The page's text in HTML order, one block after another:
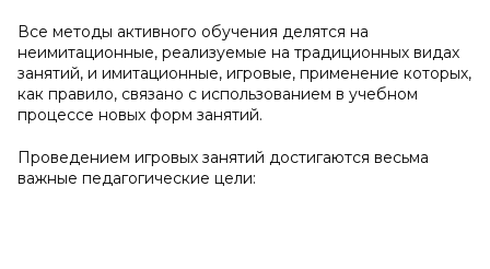
Все методы активного обучения делятся на
неимитационные, реализуемые на традиционных видах
занятий, и имитационные, игровые, применение которых,
как правило, связано с использованием в учебном
процессе новых форм занятий.
Проведением игровых занятий достигаются весьма
важные педагогические цели: